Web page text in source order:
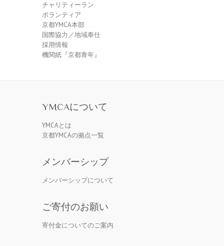
チャリティーラン
ボランティア
京都YMCA本部
国際協力／地域奉仕
採用情報
機関紙『京都青年』
YMCAについて
YMCAとは
京都YMCAの拠点一覧
メンバーシップ
メンバーシップについて
ご寄付のお願い
寄付金についてのご案内